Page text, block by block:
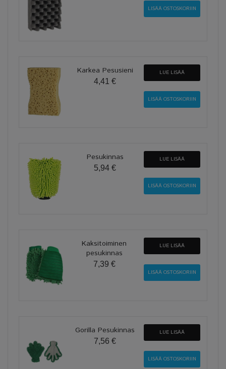
Karkea Pesusieni
4,41 €
LUE LISÄÄ
Pesukinnas
5,94 €
LUE LISÄÄ
Kaksitoiminen
pesukinnas
7,39 €
LUE LISÄÄ
Gorilla Pesukinnas
7,56 €
LUE LISÄÄ